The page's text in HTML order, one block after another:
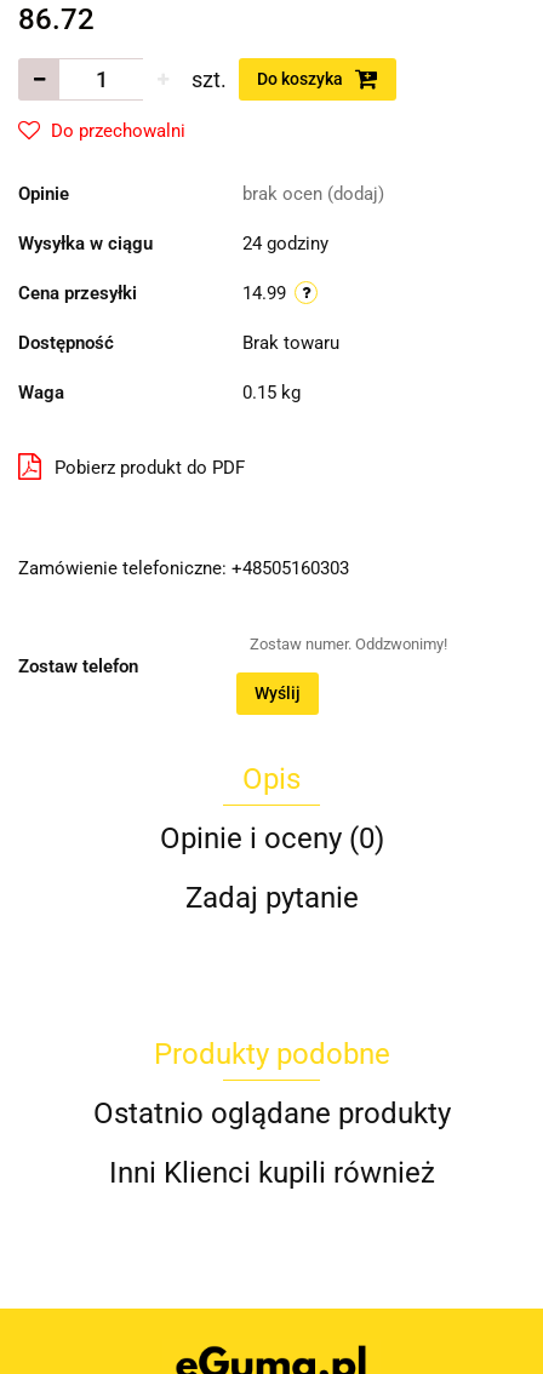
86.72
szt. Do koszyka
Do przechowalni
Opinie brak ocen (dodaj)
Wysyłka w ciągu 24 godziny
Cena przesyłki 14.99
Dostępność Brak towaru
Waga 0.15 kg
Pobierz produkt do PDF
Zamówienie telefoniczne: +48505160303
Zostaw telefon
Wyślij
Opis
Opinie i oceny (0)
Zadaj pytanie
Produkty podobne
Ostatnio oglądane produkty
Inni Klienci kupili również